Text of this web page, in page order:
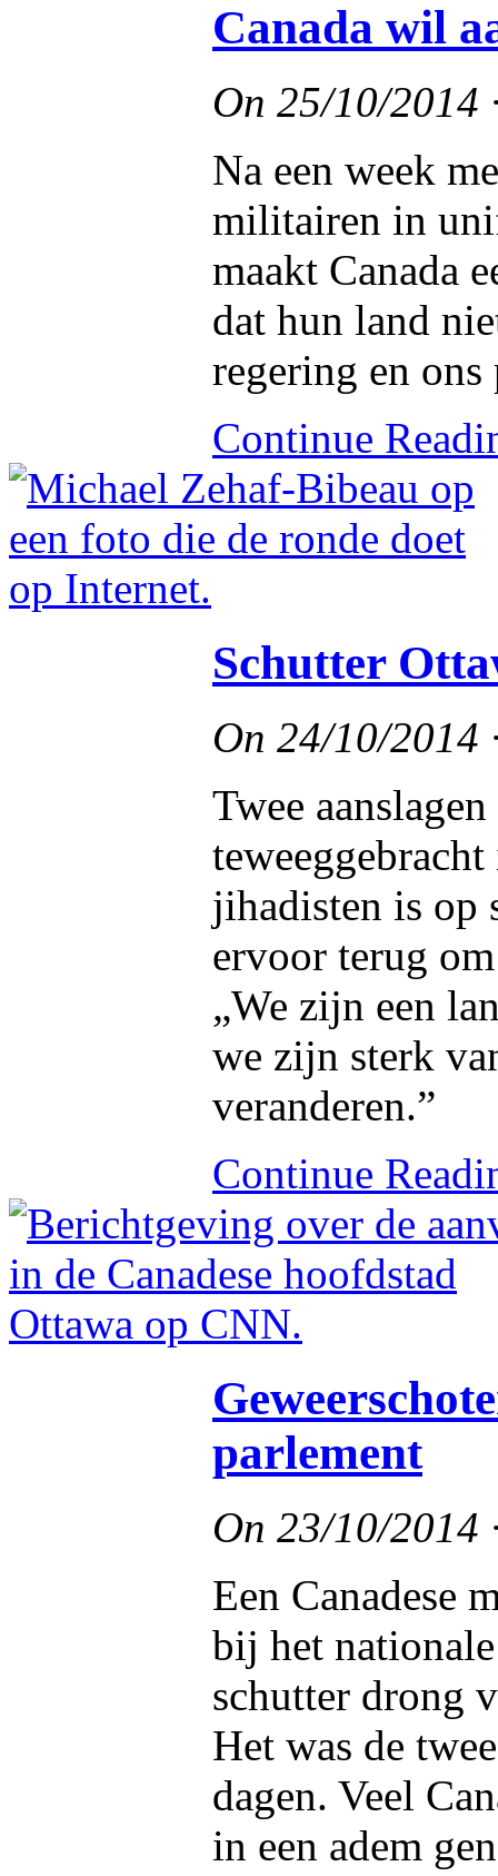
Canada wil
On 25/10/2014
Na een week
militairen in
maakt Canada
dat hun land
regering en
Continue
Schutter
On 24/10/2014
Twee
jihadisten is op
ervoor terug
„We zijn een
we zijn sterk
veranderen.”
Continue
parlement
On 23/10/2014
Een Canadese
bij het
schutter drong
Het was de
dagen. Veel
in een adem